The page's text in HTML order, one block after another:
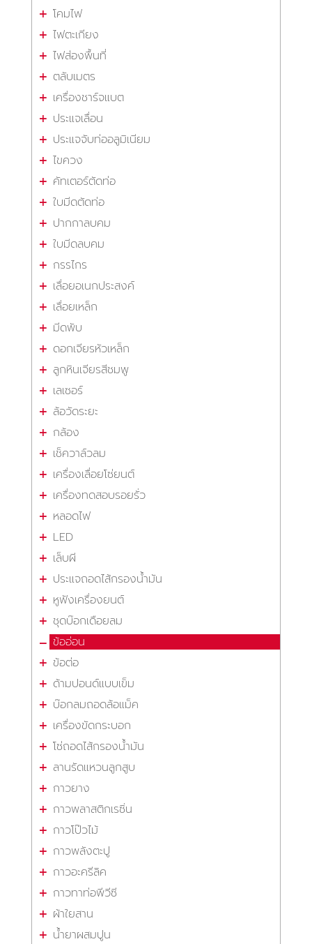
โคมไฟ
ไฟตะเกียง
ไฟส่องพื้นที่
ตลับเมตร
เครื่องชาร์จแบต
ประแจเลื่อน
ประแจจับท่ออลูมิเนียม
ไขควง
คัทเตอร์ตัดท่อ
ใบมีดตัดท่อ
ปากกาลบคม
ใบมีดลบคม
กรรไกร
เลื่อยอเนกประสงค์
เลื่อยเหล็ก
มีดพับ
ดอกเจียรหัวเหล็ก
ลูกหินเจียรสีชมพู
เลเซอร์
ล้อวัดระยะ
กล้อง
เช็ควาล์วลม
เครื่องเลื่อยโซ่ยนต์
เครื่องทดสอบรอยรั่ว
หลอดไฟ
LED
เล็บผี
ประแจถอดไส้กรองน้ำมัน
หูฟังเครื่องยนต์
ชุดบ๊อกเดือยลม
ข้ออ่อน
ข้อต่อ
ด้ามปอนด์แบบเข็ม
บ๊อกลมถอดล้อแม็ค
เครื่องขัดกระบอก
โซ่ถอดไส้กรองน้ำมัน
ลานรัดแหวนลูกสูบ
กาวยาง
กาวพลาสติกเรซิ่น
กาวโป๊วไม้
กาวพลังตะปู
กาวอะครีลิค
กาวทาท่อพีวีซี
ผ้าใยสาน
น้ำยาผสมปูน